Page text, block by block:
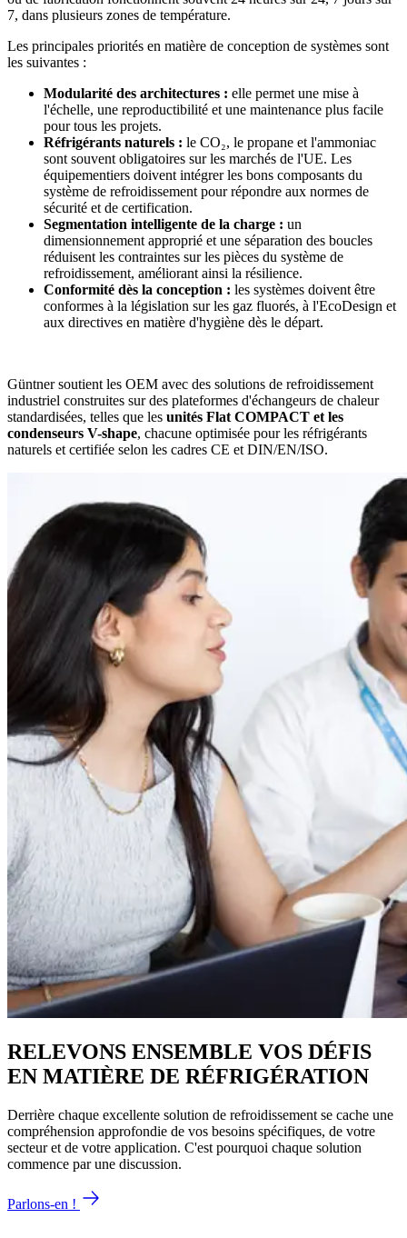
7, dans plusieurs zones de température.
Les principales priorités en matière de conception de systèmes sont
les suivantes :
Modularité des architectures : elle permet une mise à
l'échelle, une reproductibilité et une maintenance plus facile
pour tous les projets.
Réfrigérants naturels : le CO₂, le propane et l'ammoniac
sont souvent obligatoires sur les marchés de l'UE. Les
équipementiers doivent intégrer les bons composants du
système de refroidissement pour répondre aux normes de
sécurité et de certification.
Segmentation intelligente de la charge : un
dimensionnement approprié et une séparation des boucles
réduisent les contraintes sur les pièces du système de
refroidissement, améliorant ainsi la résilience.
Conformité dès la conception : les systèmes doivent être
conformes à la législation sur les gaz fluorés, à l'EcoDesign et
aux directives en matière d'hygiène dès le départ.
Güntner soutient les OEM avec des solutions de refroidissement
industriel construites sur des plateformes d'échangeurs de chaleur
standardisées, telles que les unités Flat COMPACT et les
condenseurs V-shape, chacune optimisée pour les réfrigérants
naturels et certifiée selon les cadres CE et DIN/EN/ISO.
RELEVONS ENSEMBLE VOS DÉFIS
EN MATIÈRE DE RÉFRIGÉRATION
Derrière chaque excellente solution de refroidissement se cache une
compréhension approfondie de vos besoins spécifiques, de votre
secteur et de votre application. C'est pourquoi chaque solution
commence par une discussion.
Parlons-en !